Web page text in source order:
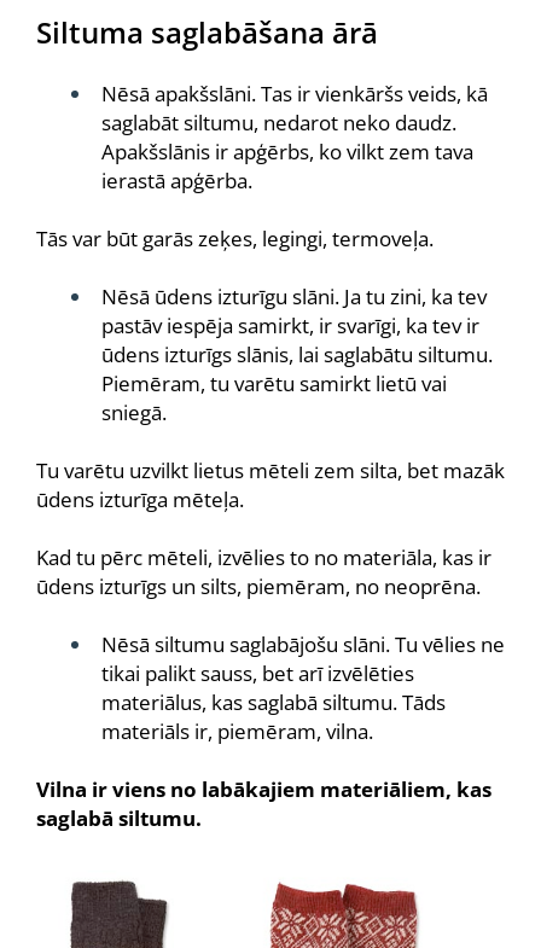
Siltuma saglabāšana ārā
Nēsā apakšslāni. Tas ir vienkāršs veids, kā
saglabāt siltumu, nedarot neko daudz.
Apakšslānis ir apģērbs, ko vilkt zem tava
ierastā apģērba.
Tās var būt garās zeķes, legingi, termoveļa.
Nēsā ūdens izturīgu slāni. Ja tu zini, ka tev
pastāv iespēja samirkt, ir svarīgi, ka tev ir
ūdens izturīgs slānis, lai saglabātu siltumu.
Piemēram, tu varētu samirkt lietū vai
sniegā.
Tu varētu uzvilkt lietus mēteli zem silta, bet mazāk
ūdens izturīga mēteļa.
Kad tu pērc mēteli, izvēlies to no materiāla, kas ir
ūdens izturīgs un silts, piemēram, no neoprēna.
Nēsā siltumu saglabājošu slāni. Tu vēlies ne
tikai palikt sauss, bet arī izvēlēties
materiālus, kas saglabā siltumu. Tāds
materiāls ir, piemēram, vilna.
Vilna ir viens no labākajiem materiāliem, kas
saglabā siltumu.